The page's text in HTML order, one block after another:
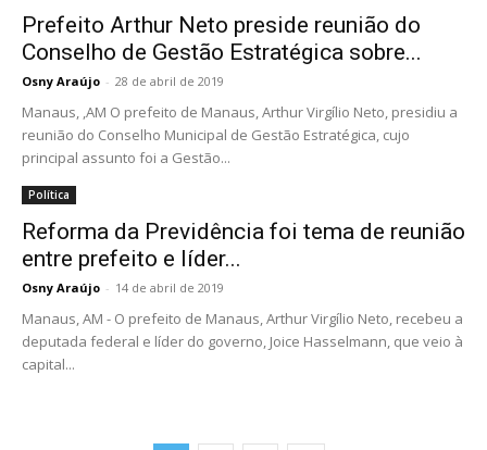
Prefeito Arthur Neto preside reunião do
Conselho de Gestão Estratégica sobre...
Osny Araújo - 28 de abril de 2019
Manaus, ,AM O prefeito de Manaus, Arthur Virgílio Neto, presidiu a
reunião do Conselho Municipal de Gestão Estratégica, cujo
principal assunto foi a Gestão...
Política
Reforma da Previdência foi tema de reunião
entre prefeito e líder...
Osny Araújo - 14 de abril de 2019
Manaus, AM - O prefeito de Manaus, Arthur Virgílio Neto, recebeu a
deputada federal e líder do governo, Joice Hasselmann, que veio à
capital...